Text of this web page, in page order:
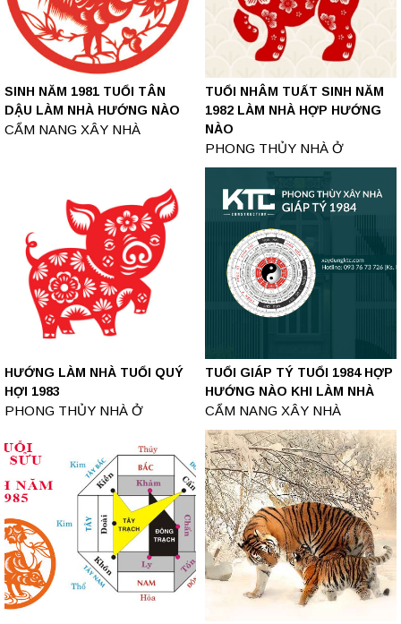
SINH NĂM 1981 TUỔI TÂN
DẬU LÀM NHÀ HƯỚNG NÀO
CẨM NANG XÂY NHÀ
TUỔI NHÂM TUẤT SINH NĂM
1982 LÀM NHÀ HỢP HƯỚNG
NÀO
PHONG THỦY NHÀ Ở
HƯỚNG LÀM NHÀ TUỔI QUÝ
HỢI 1983
PHONG THỦY NHÀ Ở
TUỔI GIÁP TÝ TUỔI 1984 HỢP
HƯỚNG NÀO KHI LÀM NHÀ
CẨM NANG XÂY NHÀ